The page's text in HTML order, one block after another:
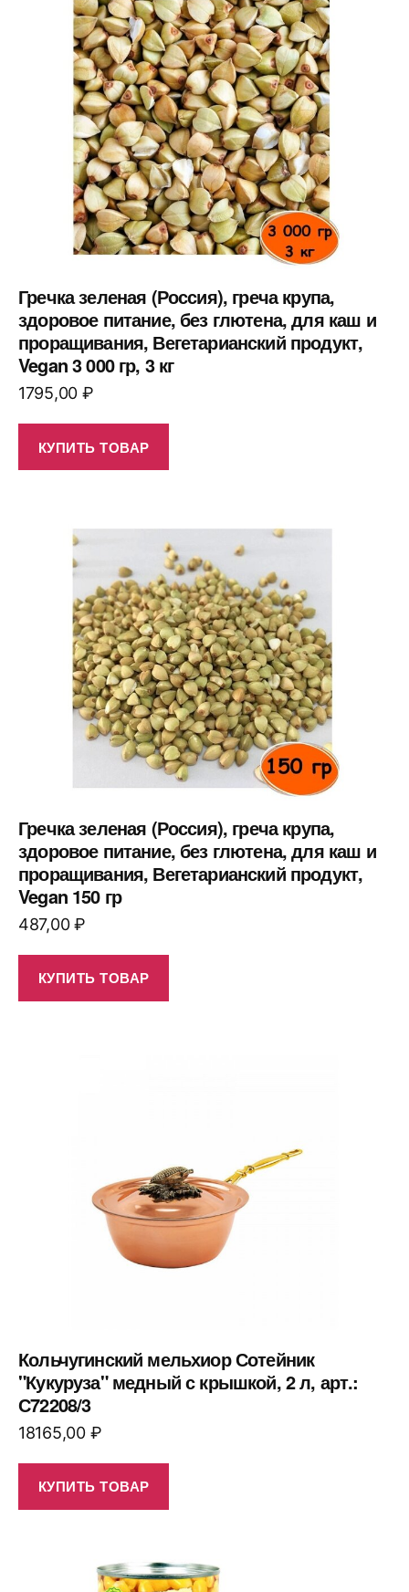
Гречка зеленая (Россия), греча крупа,
здоровое питание, без глютена, для каш и
проращивания, Вегетарианский продукт,
Vegan 3 000 гр, 3 кг
1795,00 ₽
КУПИТЬ ТОВАР
Гречка зеленая (Россия), греча крупа,
здоровое питание, без глютена, для каш и
проращивания, Вегетарианский продукт,
Vegan 150 гр
487,00₽
КУПИТЬ ТОВАР
Кольчугинский мельхиор Сотейник
"Кукуруза" медный с крышкой, 2 л, арт.:
С72208/3
18165,00 ₽
КУПИТЬ ТОВАР